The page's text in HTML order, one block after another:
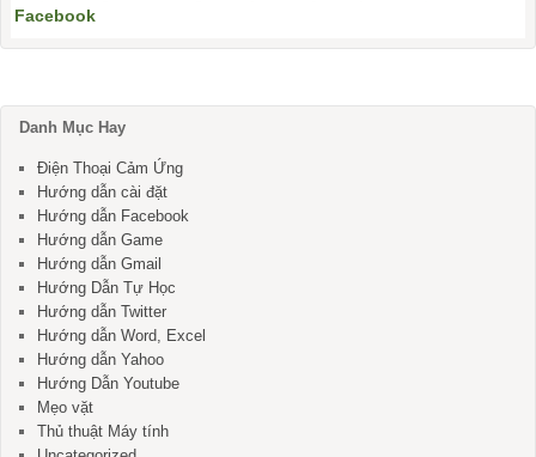
Facebook
Danh Mục Hay
Điện Thoại Cảm Ứng
Hướng dẫn cài đặt
Hướng dẫn Facebook
Hướng dẫn Game
Hướng dẫn Gmail
Hướng Dẫn Tự Học
Hướng dẫn Twitter
Hướng dẫn Word, Excel
Hướng dẫn Yahoo
Hướng Dẫn Youtube
Mẹo vặt
Thủ thuật Máy tính